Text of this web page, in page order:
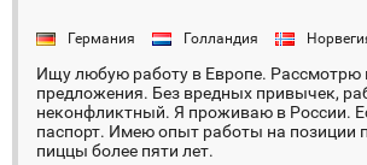
Германия Голландия
Ищу любую работу в Европе. Рассмотрю
предложения. Без вредных привычек,
неконфликтный. Я проживаю в России.
паспорт. Имею опыт работы на позиции
пиццы более пяти лет.